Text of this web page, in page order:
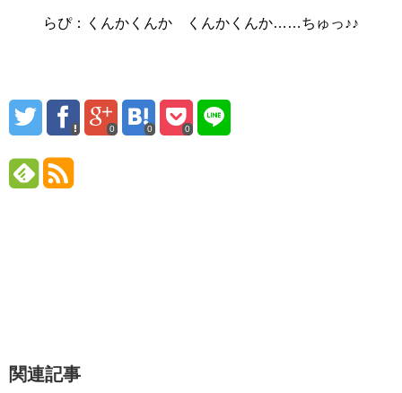
らぴ：くんかくんか くんかくんか……ちゅっ♪♪
0 0 0
関連記事